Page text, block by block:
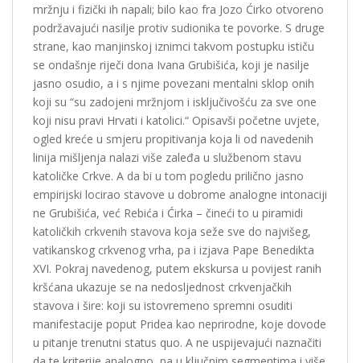
mržnju i fizički ih napali; bilo kao fra Jozo Ćirko otvoreno
podržavajući nasilje protiv sudionika te povorke. S druge
strane, kao manjinskoj iznimci takvom postupku ističu
se ondašnje riječi dona Ivana Grubišića, koji je nasilje
jasno osudio, a i s njime povezani mentalni sklop onih
koji su “su zadojeni mržnjom i isključivošću za sve one
koji nisu pravi Hrvati i katolici.“ Opisavši početne uvjete,
ogled kreće u smjeru propitivanja koja li od navedenih
linija mišljenja nalazi više zaleđa u službenom stavu
katoličke Crkve. A da bi u tom pogledu prilično jasno
empirijski locirao stavove u dobrome analogne intonaciji
ne Grubišića, već Rebića i Ćirka – čineći to u piramidi
katoličkih crkvenih stavova koja seže sve do najvišeg,
vatikanskog crkvenog vrha, pa i izjava Pape Benedikta
XVI. Pokraj navedenog, putem ekskursa u povijest ranih
kršćana ukazuje se na nedosljednost crkvenjačkih
stavova i šire: koji su istovremeno spremni osuditi
manifestacije poput Pridea kao neprirodne, koje dovode
u pitanje trenutni status quo. A ne uspijevajući naznačiti